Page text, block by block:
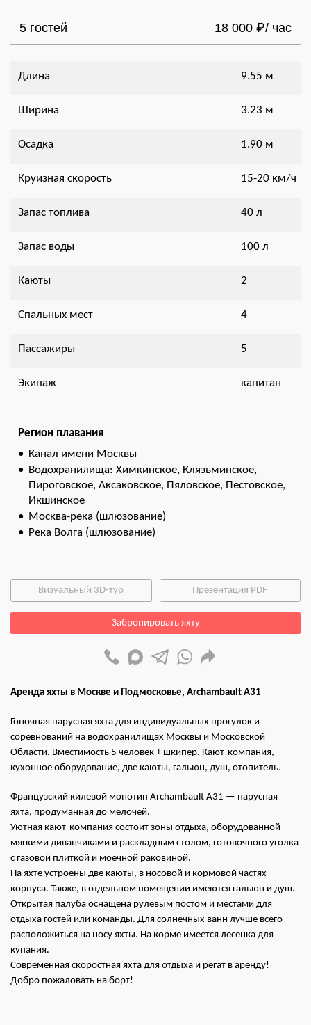
5 гостей 18 000 ₽/ час
Длина 9.55 м
Ширина 3.23 м
Осадка 1.90 м
Круизная скорость 15-20 км/ч
Запас топлива 40 л
Запас воды 100 л
Каюты 2
Спальных мест 4
Пассажиры 5
Экипаж капитан
Регион плавания
Канал имени Москвы
Водохранилища: Химкинское, Клязьминское,
Пироговское, Аксаковское, Пяловское, Пестовское,
Икшинское
Москва-река (шлюзование)
Река Волга (шлюзование)
Визуальный 3D-тур Презентация PDF
Забронировать яхту
Аренда яхты в Москве и Подмосковье, Archambault A31
Гоночная парусная яхта для индивидуальных прогулок и
соревнований на водохранилищах Москвы и Московской
Области. Вместимость 5 человек + шкипер. Кают-компания,
кухонное оборудование, две каюты, гальюн, душ, отопитель.
Французский килевой монотип Archambault A31 — парусная
яхта, продуманная до мелочей.
Уютная кают-компания состоит зоны отдыха, оборудованной
мягкими диванчиками и раскладным столом, готовочного уголка
с газовой плиткой и моечной раковиной.
На яхте устроены две каюты, в носовой и кормовой частях
корпуса. Также, в отдельном помещении имеются гальюн и душ.
Открытая палуба оснащена рулевым постом и местами для
отдыха гостей или команды. Для солнечных ванн лучше всего
расположиться на носу яхты. На корме имеется лесенка для
купания.
Современная скоростная яхта для отдыха и регат в аренду!
Добро пожаловать на борт!